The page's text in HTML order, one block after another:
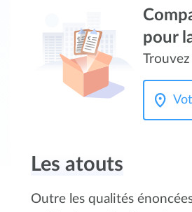
pour
Les atouts
Outre les qualités